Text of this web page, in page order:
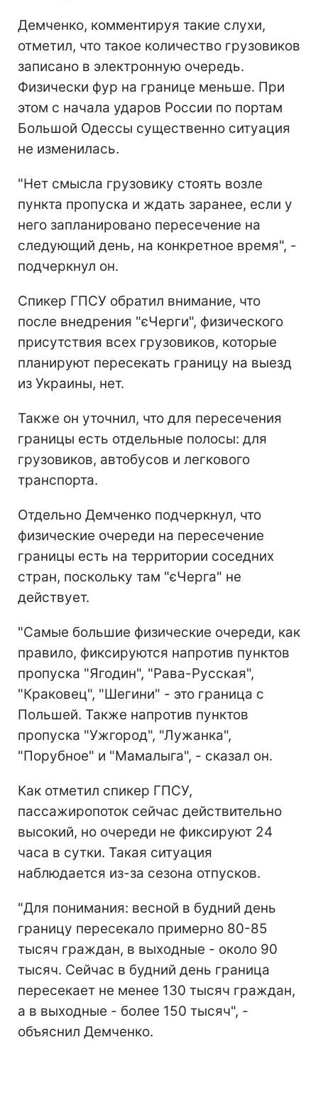
Демченко, комментируя такие слухи,
отметил, что такое количество грузовиков
записано в электронную очередь.
Физически фур на границе меньше. При
этом с начала ударов России по портам
Большой Одессы существенно ситуация
не изменилась.
"Нет смысла грузовику стоять возле
пункта пропуска и ждать заранее, если у
него запланировано пересечение на
следующий день, на конкретное время", -
подчеркнул он.
Спикер ГПСУ обратил внимание, что
после внедрения "єЧерги", физического
присутствия всех грузовиков, которые
планируют пересекать границу на выезд
из Украины, нет.
Также он уточнил, что для пересечения
границы есть отдельные полосы: для
грузовиков, автобусов и легкового
транспорта.
Отдельно Демченко подчеркнул, что
физические очереди на пересечение
границы есть на территории соседних
стран, поскольку там "єЧерга" не
действует.
"Самые большие физические очереди, как
правило, фиксируются напротив пунктов
пропуска "Ягодин", "Рава-Русская",
"Краковец", "Шегини" - это граница с
Польшей. Также напротив пунктов
пропуска "Ужгород", "Лужанка",
"Порубное" и "Мамалыга", - сказал он.
Как отметил спикер ГПСУ,
пассажиропоток сейчас действительно
высокий, но очереди не фиксируют 24
часа в сутки. Такая ситуация
наблюдается из-за сезона отпусков.
"Для понимания: весной в будний день
границу пересекало примерно 80-85
тысяч граждан, в выходные - около 90
тысяч. Сейчас в будний день граница
пересекает не менее 130 тысяч граждан,
а в выходные - более 150 тысяч", -
объяснил Демченко.